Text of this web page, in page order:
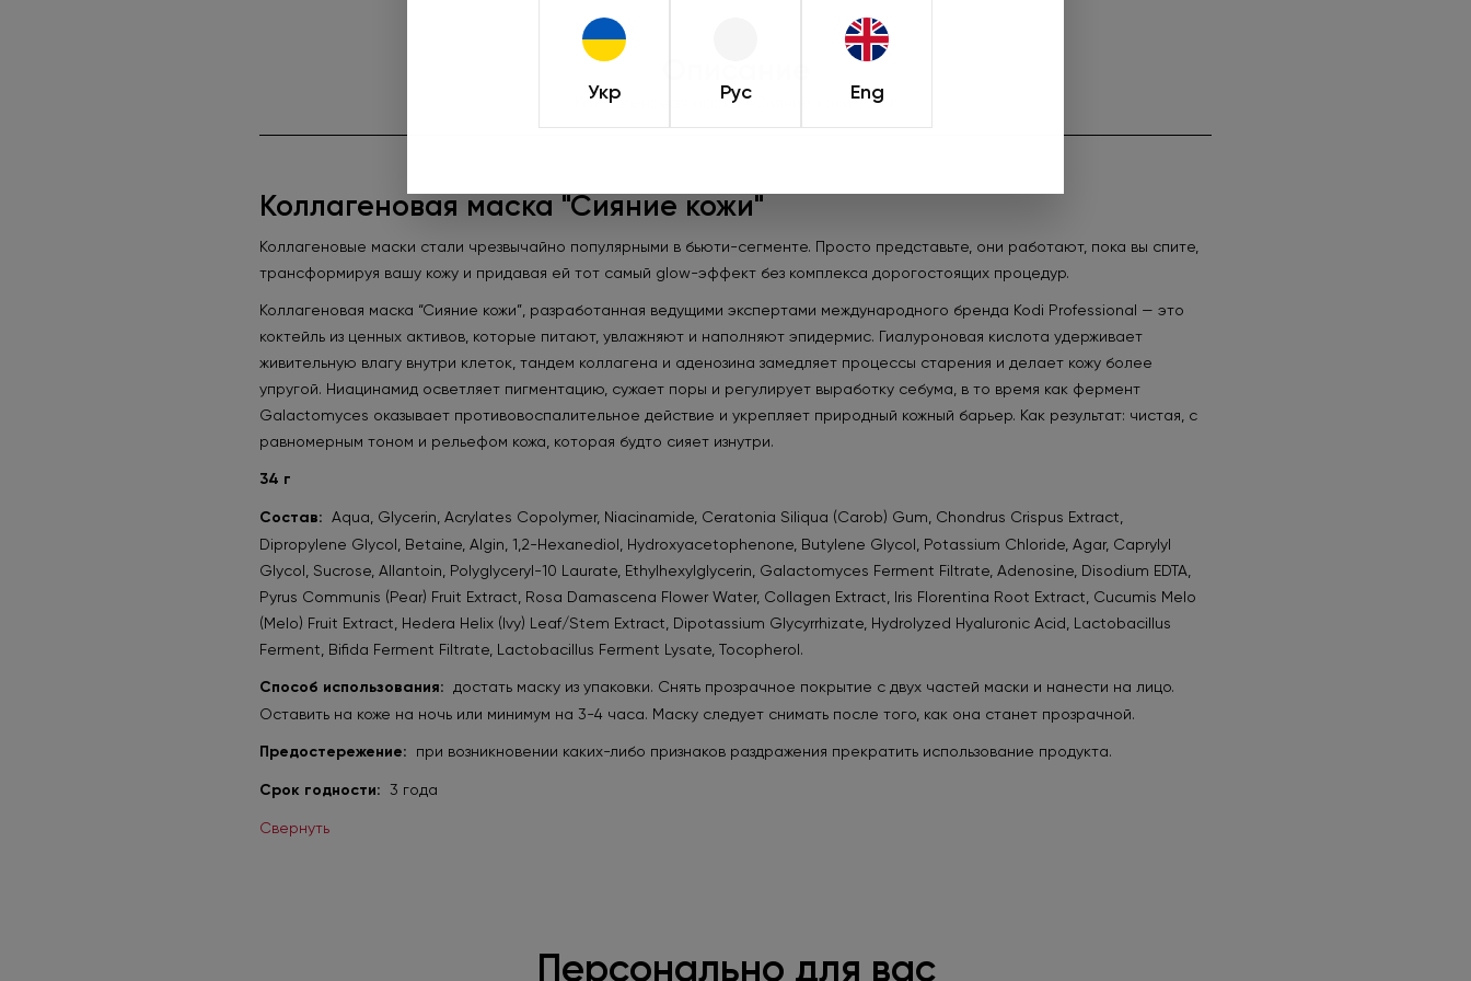
Укр Рус Eng
Коллагеновая маска «Сияние кожи», 34 г
Коллагеновая маска "Сияние кожи"
Коллагеновые маски стали чрезвычайно популярными в бьюти-сегменте. Просто представьте, они работают, пока вы спите,
трансформируя вашу кожу и придавая ей тот самый glow-эффект без комплекса дорогостоящих процедур.
Коллагеновая маска “Сияние кожи”, разработанная ведущими экспертами международного бренда Kodi Professional — это
коктейль из ценных активов, которые питают, увлажняют и наполняют эпидермис. Гиалуроновая кислота удерживает
живительную влагу внутри клеток, тандем коллагена и аденозина замедляет процессы старения и делает кожу более
упругой. Ниацинамид осветляет пигментацию, сужает поры и регулирует выработку себума, в то время как фермент
Galactomyces оказывает противовоспалительное действие и укрепляет природный кожный барьер. Как результат: чистая, с
равномерным тоном и рельефом кожа, которая будто сияет изнутри.
34 г
Состав: Aqua, Glycerin, Acrylates Copolymer, Niacinamide, Ceratonia Siliqua (Carob) Gum, Chondrus Crispus Extract,
Dipropylene Glycol, Betaine, Algin, 1,2-Hexanediol, Hydroxyacetophenone, Butylene Glycol, Potassium Chloride, Agar, Caprylyl
Glycol, Sucrose, Allantoin, Polyglyceryl-10 Laurate, Ethylhexylglycerin, Galactomyces Ferment Filtrate, Adenosine, Disodium EDTA,
Pyrus Communis (Pear) Fruit Extract, Rosa Damascena Flower Water, Collagen Extract, Iris Florentina Root Extract, Cucumis Melo
(Melo) Fruit Extract, Hedera Helix (Ivy) Leaf/Stem Extract, Dipotassium Glycyrrhizate, Hydrolyzed Hyaluronic Acid, Lactobacillus
Ferment, Bifida Ferment Filtrate, Lactobacillus Ferment Lysate, Tocopherol.
Способ использования:
достать маску из упаковки. Снять прозрачное покрытие с двух частей маски и нанести на лицо.
Оставить на коже на ночь или минимум на 3-4 часа. Маску следует снимать после того, как она станет прозрачной.
Предостережение: при возникновении каких-либо признаков раздражения прекратить использование продукта.
Срок годности: 3 года
Свернуть
Персонально для вас
при оформлении заказа. Предложение
действует только до 01.09.2026.
Подробнее